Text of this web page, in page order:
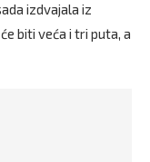
izdvajala iz
biti veća i tri puta, a